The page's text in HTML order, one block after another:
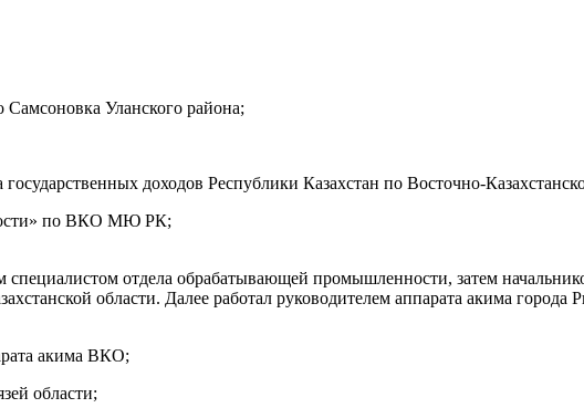
Самсоновка Уланского района;
доходов Республики Казахстан по Восточно-
по ВКО МЮ РК;
специалистом отдела обрабатывающей промышленности, затем
области. Далее работал руководителем аппарата акима города
акима ВКО;
области;